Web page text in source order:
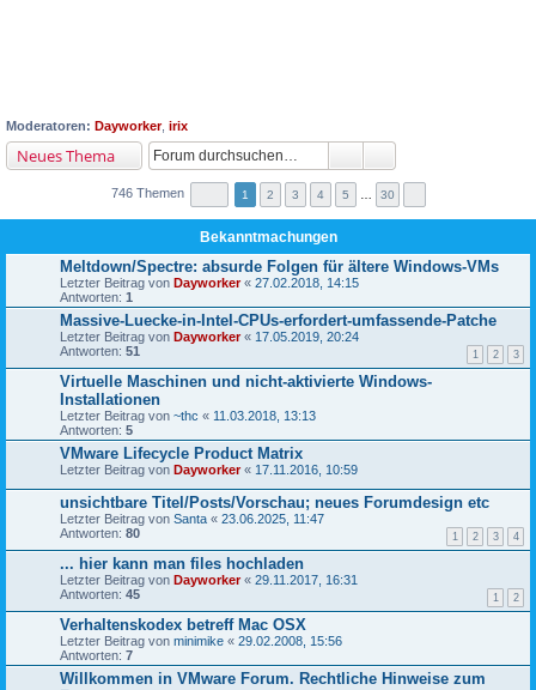
Moderatoren: Dayworker, irix
Neues Thema
746 Themen 1 2 3 4 5 30
Bekanntmachungen
Meltdown/Spectre: absurde Folgen für ältere Windows-VMs
Letzter Beitrag von Dayworker« 27.02.2018, 14:15
Antworten: 1
Massive-Luecke-in-Intel-CPUs-erfordert-umfassende-Patche
Letzter Beitrag von Dayworker« 17.05.2019, 20:24
Antworten: 51 1 2 3
Virtuelle Maschinen und nicht-aktivierte Windows-
Installationen
Letzter Beitrag von ~thc « 11.03.2018, 13:13
Antworten: 5
VMware Lifecycle Product Matrix
Letzter Beitrag von Dayworker« 17.11.2016, 10:59
unsichtbare Titel/Posts/Vorschau; neues Forumdesign etc
Letzter Beitrag von Santa « 23.06.2025, 11:47
Antworten: 80 1 2 3 4
... hier kann man files hochladen
Letzter Beitrag von Dayworker« 29.11.2017, 16:31
Antworten: 45 1 2
Verhaltenskodex betreff Mac OSX
Letzter Beitrag von minimike « 29.02.2008, 15:56
Antworten: 7
Willkommen in VMware Forum. Rechtliche Hinweise zum